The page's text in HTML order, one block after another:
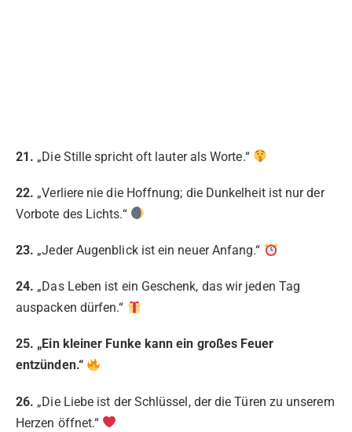
21. „Die Stille spricht oft lauter als Worte.“
22. „Verliere nie die Hoffnung; die Dunkelheit ist nur der
Vorbote des Lichts.“
23. „Jeder Augenblick ist ein neuer Anfang.“
24. „Das Leben ist ein Geschenk, das wir jeden Tag
auspacken dürfen.“
25. „Ein kleiner Funke kann ein großes Feuer
entzünden.“
26. „Die Liebe ist der Schlüssel, der die Türen zu unserem
Herzen öffnet.“